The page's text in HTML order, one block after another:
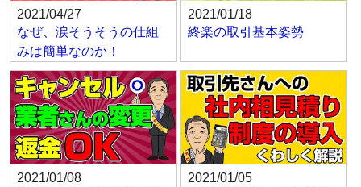
2021/04/27
なぜ、涙そうそうの仕組
みは簡単なのか！
2021/01/18
終楽の取引基本姿勢
2021/01/08
2021/01/05